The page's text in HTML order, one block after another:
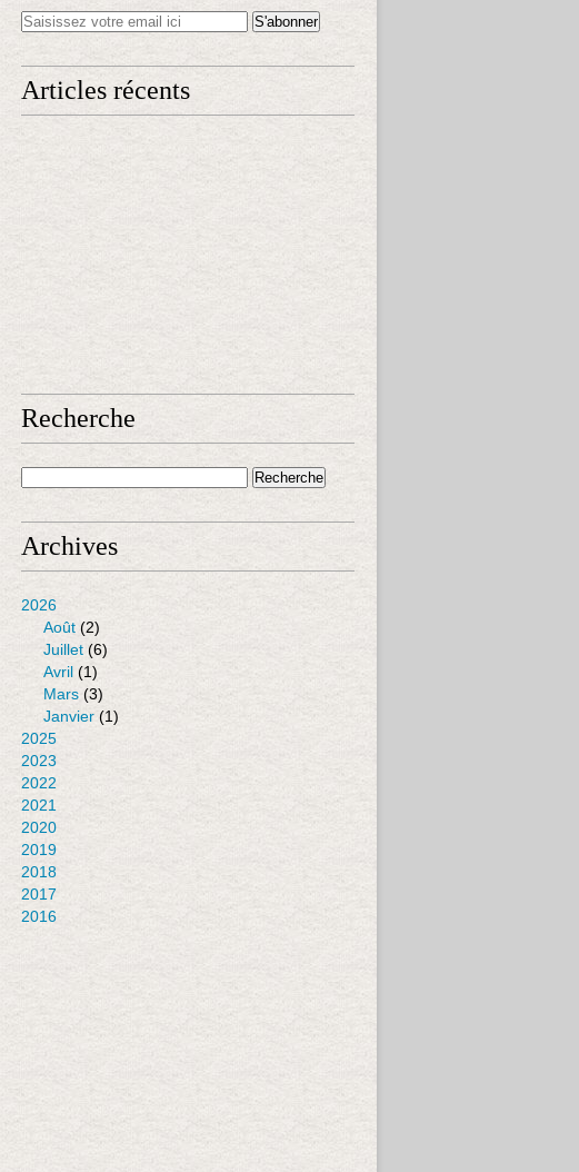
Articles récents
Recherche
Archives
2026
Août (2)
Juillet (6)
Avril (1)
Mars (3)
Janvier (1)
2025
2023
2022
2021
2020
2019
2018
2017
2016